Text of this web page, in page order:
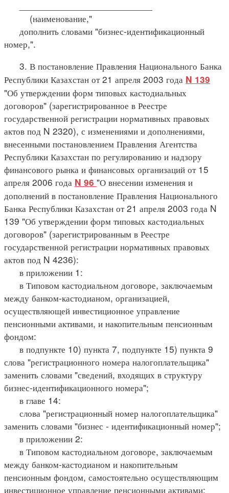
(наименование,"
дополнить словами "бизнес-идентификационный
номер,".
3. В постановление Правления Национального Банка
Республики Казахстан от 21 апреля 2003 года N 139
"Об утверждении форм типовых кастодиальных
договоров" (зарегистрированное в Реестре
государственной регистрации нормативных правовых
актов под N 2320), с изменениями и дополнениями,
внесенными постановлением Правления Агентства
Республики Казахстан по регулированию и надзору
финансового рынка и финансовых организаций от 15
апреля 2006 года N 96 "О внесении изменения и
дополнений в постановление Правления Национального
Банка Республики Казахстан от 21 апреля 2003 года N
139 "Об утверждении форм типовых кастодиальных
договоров" (зарегистрированным в Реестре
государственной регистрации нормативных правовых
актов под N 4236):
в приложении 1:
в Типовом кастодиальном договоре, заключаемым
между банком-кастодианом, организацией,
осуществляющей инвестиционное управление
пенсионными активами, и накопительным пенсионным
фондом:
в подпункте 10) пункта 7, подпункте 15) пункта 9
слова "регистрационного номера налогоплательщика"
заменить словами "сведений, входящих в структуру
бизнес-идентификационного номера";
в главе 14:
слова "регистрационный номер налогоплательщика"
заменить словами "бизнес - идентификационный номер";
в приложении 2:
в Типовом кастодиальном договоре, заключаемым
между банком-кастодианом и накопительным
пенсионным фондом, самостоятельно осуществляющим
инвестиционное управление пенсионными активами: